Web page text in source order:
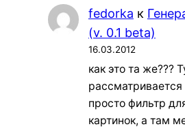
fedorka к
(v. 0.1 beta)
16.03.2012
как это та же???
рассматривается
просто фильтр
картинок, а там